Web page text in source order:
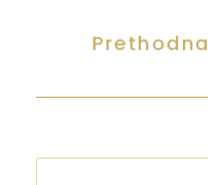
Prethodna